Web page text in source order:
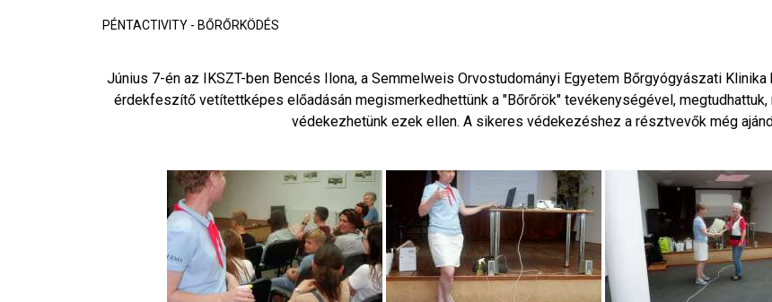
PÉNTACTIVITY - BŐRŐRKÖDÉS
Június 7-én az IKSZT-ben Bencés Ilona, a Semmelweis Orvostudományi Egyetem Bőrgyógyászati
érdekfeszítő vetítettképes előadásán megismerkedhettünk a "Bőrőrök" tevékenységével,
védekezhetünk ezek ellen. A sikeres védekezéshez a résztvevők még